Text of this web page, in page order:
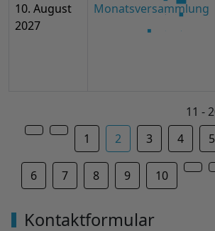
10. August
2027
Monatsversammlung
11 -
1 2 3 4 5
6 7 8 9 10
Kontaktformular